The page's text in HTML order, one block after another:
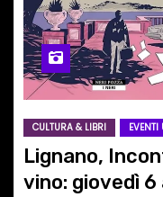
CULTURA & LIBRI
Lignano,
vino: giovedì